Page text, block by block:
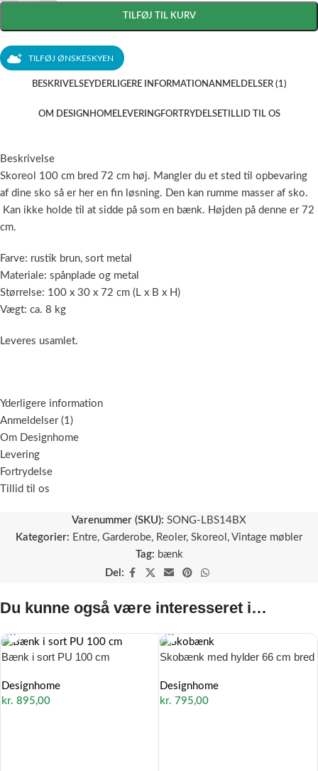
TILFØJ TIL KURV
TILFØJ ØNSKESKYEN
BESKRIVELSEYDERLIGERE INFORMATIONANMELDELSER (1)
OM DESIGNHOMELEVERINGFORTRYDELSETILLID TIL OS
Beskrivelse
Skoreol 100 cm bred 72 cm høj. Mangler du et sted til opbevaring
af dine sko så er her en fin løsning. Den kan rumme masser af sko.
Kan ikke holde til at sidde på som en bænk. Højden på denne er 72
cm.
Farve: rustik brun, sort metal
Materiale: spånplade og metal
Størrelse: 100 x 30 x 72 cm (L x B x H)
Vægt: ca. 8 kg
Leveres usamlet.
Yderligere information
Anmeldelser (1)
Om Designhome
Levering
Fortrydelse
Tillid til os
Varenummer (SKU): SONG-LBS14BX
Kategorier: Entre, Garderobe, Reoler, Skoreol , Vintage møbler
Tag: bænk
Del:
Du kunne også være interesseret i…
Bænk i sort PU 100 cm
Designhome
kr. 895,00
Skobænk med hylder 66 cm bred
Designhome
kr. 795,00